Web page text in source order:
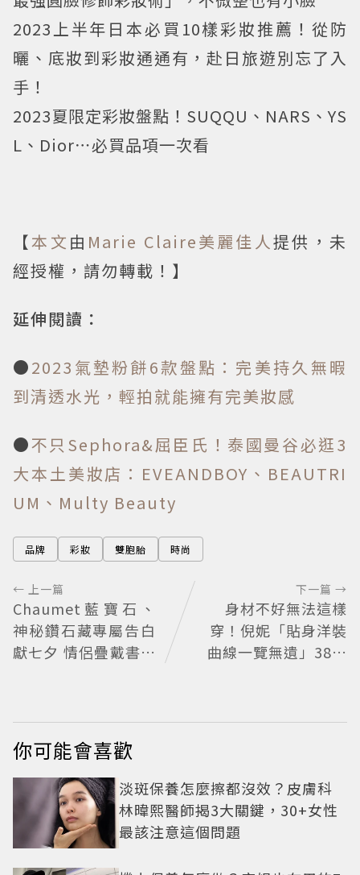
2023上半年日本必買10樣彩妝推薦！從防
曬、底妝到彩妝通通有，赴日旅遊別忘了入
手！
2023夏限定彩妝盤點！SUQQU、NARS、YS
L、Dior⋯必買品項一次看
【本文 由 Marie Claire美麗佳人提供，未
經授權，請勿轉載！】
延伸閱讀：
●2023氣墊粉餅6款盤點：完美持久無暇
到清透水光，輕拍就能擁有完美妝感
●不只Sephora&屈臣氏！泰國曼谷必逛3
大本土美妝店：EVEANDBOY、BEAUTRI
UM、Multy Beauty
品牌 彩妝 雙胞胎 時尚
← 上一篇
Chaumet藍寶石、
神秘鑽石藏專屬告白
獻七夕 情侶疊戴書寫
下一篇 →
身材不好無法這樣
穿！倪妮「貼身洋裝
曲線一覽無遺」38歲
你可能會喜歡
淡斑保養怎麼擦都沒效？皮膚科
林暐熙醫師揭3大關鍵，30+女性
最該注意這個問題